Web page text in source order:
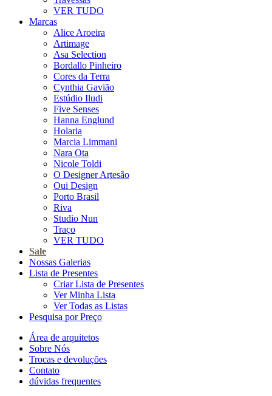
VER TUDO
Marcas
Alice Aroeira
Artimage
Asa Selection
Bordallo Pinheiro
Cores da Terra
Cynthia Gavião
Estúdio Iludi
Five Senses
Hanna Englund
Holaria
Marcia Limmani
Nara Ota
Nicole Toldi
O Designer Artesão
Oui Design
Porto Brasil
Riva
Studio Nun
Traço
VER TUDO
Sale
Nossas Galerias
Lista de Presentes
Criar Lista de Presentes
Ver Minha Lista
Ver Todas as Listas
Pesquisa por Preço
Área de arquitetos
Sobre Nós
Trocas e devoluções
Contato
dúvidas frequentes